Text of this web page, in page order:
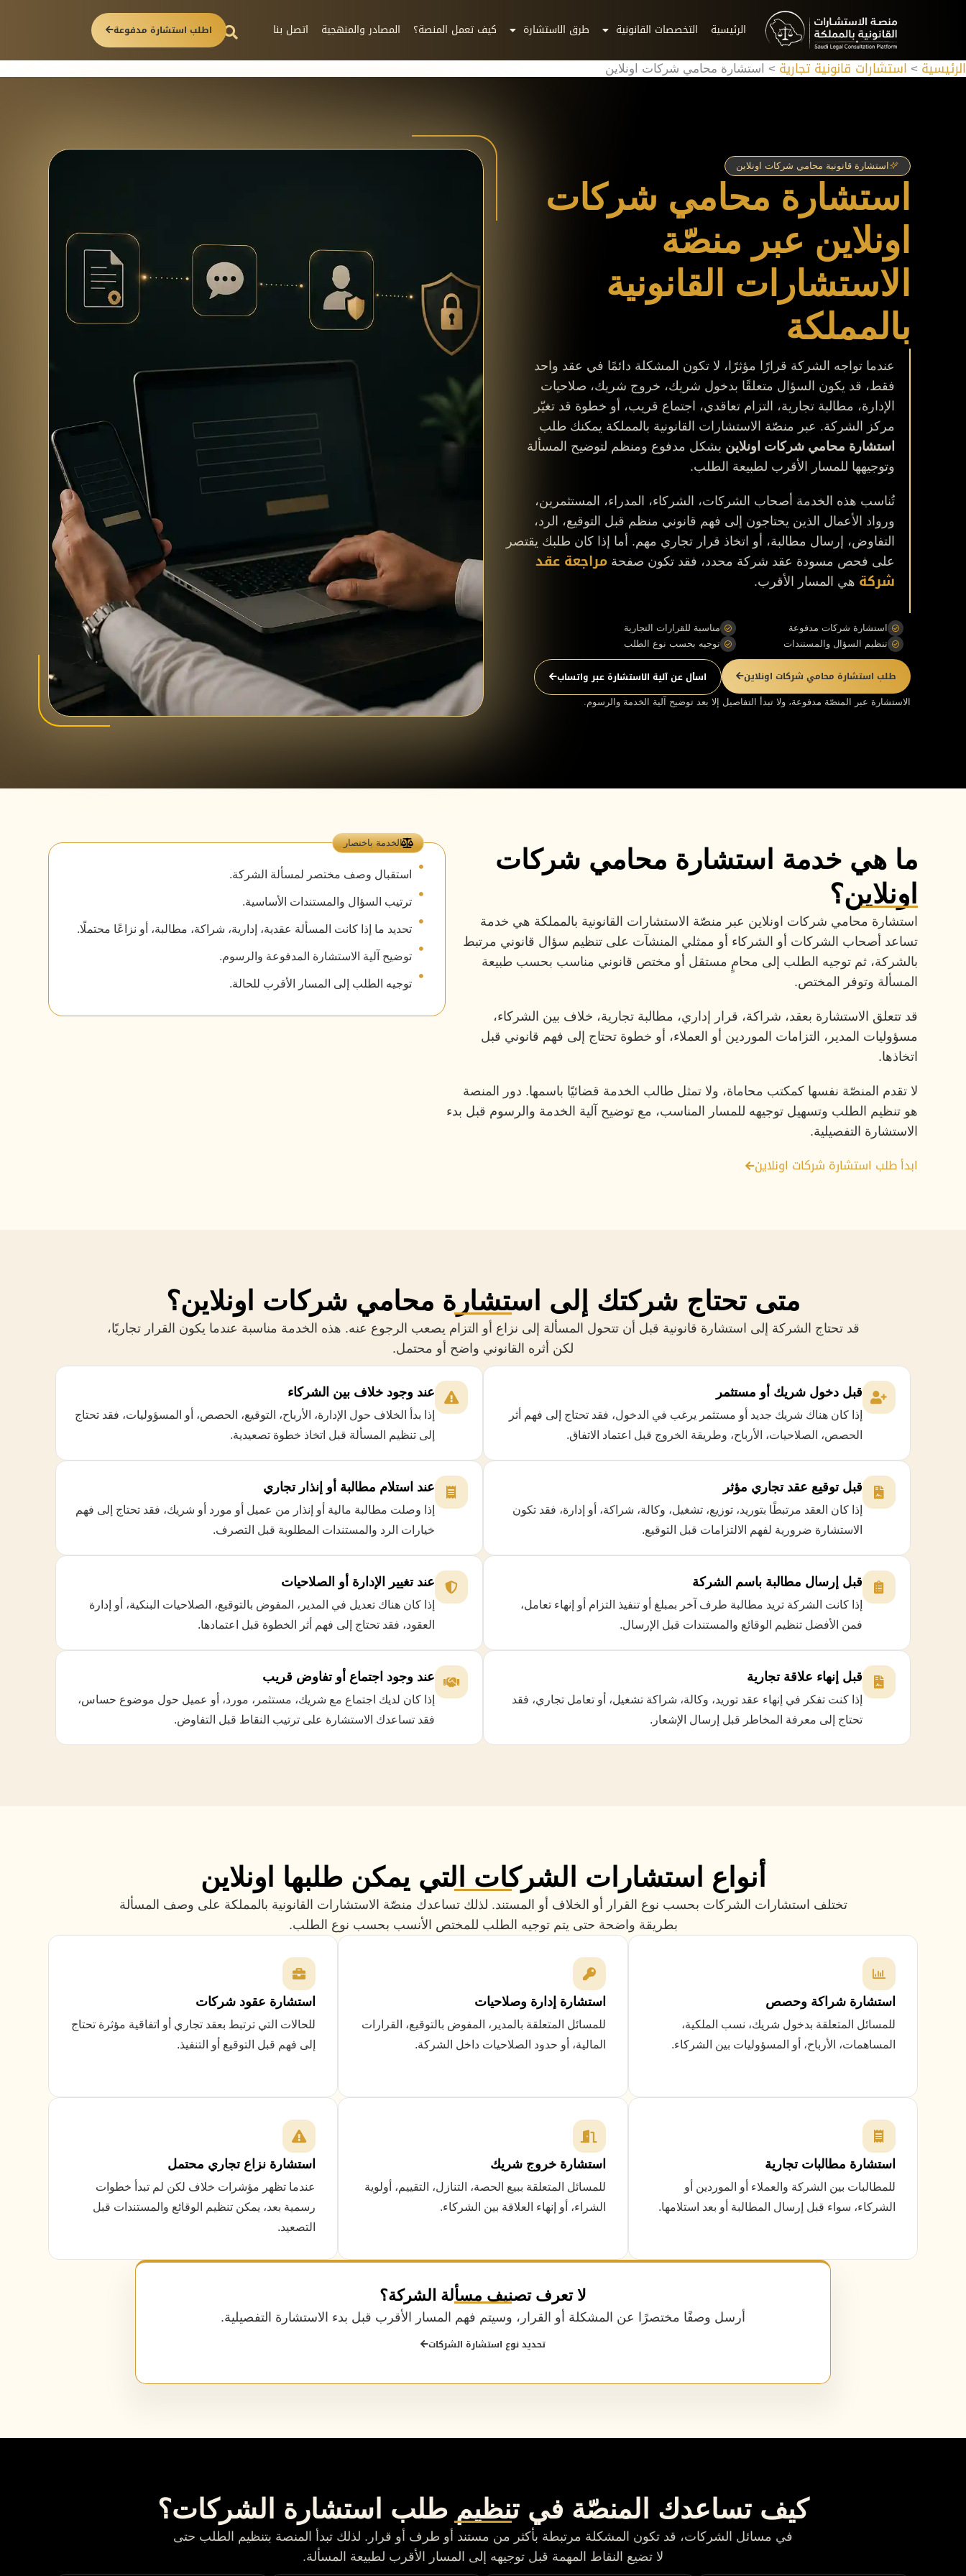
الرئيسية التخصصات القانونية طرق الاستشارة كيف تعمل المنصة؟ المصادر والمنهجية اتصل بنا اطلب استشارة مدفوعة
الرئيسية استشارات قانونية تجارية استشارة محامي شركات اونلاين
استشارة قانونية محامي شركات اونلاين
استشارة محامي شركات
اونلاين عبر منصّة
الاستشارات القانونية
بالمملكة
عندما تواجه الشركة قرارًا مؤثرًا، لا تكون المشكلة دائمًا في عقد واحد
فقط، قد يكون السؤال متعلقًا بدخول شريك، خروج شريك، صلاحيات
الإدارة، مطالبة تجارية، التزام تعاقدي، اجتماع قريب، أو خطوة قد تغيّر
مركز الشركة. عبر منصّة الاستشارات القانونية بالمملكة يمكنك طلب
استشارة محامي شركات اونلاين بشكل مدفوع ومنظم لتوضيح المسألة
وتوجيهها للمسار الأقرب لطبيعة الطلب.
تُناسب هذه الخدمة أصحاب الشركات، الشركاء، المدراء، المستثمرين،
ورواد الأعمال الذين يحتاجون إلى فهم قانوني منظم قبل التوقيع، الرد،
التفاوض، إرسال مطالبة، أو اتخاذ قرار تجاري مهم. أما إذا كان طلبك يقتصر
على فحص مسودة عقد شركة محدد، فقد تكون صفحةمراجعة عقد
شركة هي المسار الأقرب.
استشارة شركات مدفوعة
مناسبة للقرارات التجارية
تنظيم السؤال والمستندات
توجيه بحسب نوع الطلب
طلب استشارة محامي شركات اونلاين اسأل عن آلية الاستشارة عبر واتساب
الاستشارة عبر المنصّة مدفوعة، ولا تبدأ التفاصيل إلا بعد توضيح آلية الخدمة والرسوم.
ما هي خدمة استشارة محامي شركات
اونلاين؟
استشارة محامي شركات اونلاين عبر منصّة الاستشارات القانونية بالمملكة هي خدمة
تساعد أصحاب الشركات أو الشركاء أو ممثلي المنشآت على تنظيم سؤال قانوني مرتبط
بالشركة، ثم توجيه الطلب إلى محامٍ مستقل أو مختص قانوني مناسب بحسب طبيعة
المسألة وتوفر المختص.
قد تتعلق الاستشارة بعقد، شراكة، قرار إداري، مطالبة تجارية، خلاف بين الشركاء،
مسؤوليات المدير، التزامات الموردين أو العملاء، أو خطوة تحتاج إلى فهم قانوني قبل
اتخاذها.
لا تقدم المنصّة نفسها كمكتب محاماة، ولا تمثل طالب الخدمة قضائيًا باسمها. دور المنصة
هو تنظيم الطلب وتسهيل توجيهه للمسار المناسب، مع توضيح آلية الخدمة والرسوم قبل بدء
الاستشارة التفصيلية.
ابدأ طلب استشارة شركات اونلاين
الخدمة باختصار
استقبال وصف مختصر لمسألة الشركة.
ترتيب السؤال والمستندات الأساسية.
تحديد ما إذا كانت المسألة عقدية، إدارية، شراكة، مطالبة، أو نزاعًا محتملًا.
توضيح آلية الاستشارة المدفوعة والرسوم.
توجيه الطلب إلى المسار الأقرب للحالة.
متى تحتاج شركتك إلى استشارة محامي شركات اونلاين؟
قد تحتاج الشركة إلى استشارة قانونية قبل أن تتحول المسألة إلى نزاع أو التزام يصعب الرجوع عنه. هذه الخدمة مناسبة عندما يكون القرار تجاريًا،
لكن أثره القانوني واضح أو محتمل.
قبل دخول شريك أو مستثمر
إذا كان هناك شريك جديد أو مستثمر يرغب في الدخول، فقد تحتاج إلى فهم أثر
الحصص، الصلاحيات، الأرباح، وطريقة الخروج قبل اعتماد الاتفاق.
عند وجود خلاف بين الشركاء
إذا بدأ الخلاف حول الإدارة، الأرباح، التوقيع، الحصص، أو المسؤوليات، فقد تحتاج
إلى تنظيم المسألة قبل اتخاذ خطوة تصعيدية.
قبل توقيع عقد تجاري مؤثر
إذا كان العقد مرتبطًا بتوريد، توزيع، تشغيل، وكالة، شراكة، أو إدارة، فقد تكون
الاستشارة ضرورية لفهم الالتزامات قبل التوقيع.
عند استلام مطالبة أو إنذار تجاري
إذا وصلت مطالبة مالية أو إنذار من عميل أو مورد أو شريك، فقد تحتاج إلى فهم
خيارات الرد والمستندات المطلوبة قبل التصرف.
قبل إرسال مطالبة باسم الشركة
إذا كانت الشركة تريد مطالبة طرف آخر بمبلغ أو تنفيذ التزام أو إنهاء تعامل،
فمن الأفضل تنظيم الوقائع والمستندات قبل الإرسال.
عند تغيير الإدارة أو الصلاحيات
إذا كان هناك تعديل في المدير، المفوض بالتوقيع، الصلاحيات البنكية، أو إدارة
العقود، فقد تحتاج إلى فهم أثر الخطوة قبل اعتمادها.
قبل إنهاء علاقة تجارية
إذا كنت تفكر في إنهاء عقد توريد، وكالة، شراكة تشغيل، أو تعامل تجاري، فقد
تحتاج إلى معرفة المخاطر قبل إرسال الإشعار.
عند وجود اجتماع أو تفاوض قريب
إذا كان لديك اجتماع مع شريك، مستثمر، مورد، أو عميل حول موضوع حساس،
فقد تساعدك الاستشارة على ترتيب النقاط قبل التفاوض.
أنواع استشارات الشركات التي يمكن طلبها اونلاين
تختلف استشارات الشركات بحسب نوع القرار أو الخلاف أو المستند. لذلك تساعدك منصّة الاستشارات القانونية بالمملكة على وصف المسألة
بطريقة واضحة حتى يتم توجيه الطلب للمختص الأنسب بحسب نوع الطلب.
استشارة شراكة وحصص
للمسائل المتعلقة بدخول شريك، نسب الملكية،
المساهمات، الأرباح، أو المسؤوليات بين الشركاء.
استشارة إدارة وصلاحيات
للمسائل المتعلقة بالمدير، المفوض بالتوقيع، القرارات
المالية، أو حدود الصلاحيات داخل الشركة.
استشارة عقود شركات
للحالات التي ترتبط بعقد تجاري أو اتفاقية مؤثرة تحتاج
إلى فهم قبل التوقيع أو التنفيذ.
استشارة مطالبات تجارية
للمطالبات بين الشركة والعملاء أو الموردين أو
الشركاء، سواء قبل إرسال المطالبة أو بعد استلامها.
استشارة خروج شريك
للمسائل المتعلقة ببيع الحصة، التنازل، التقييم، أولوية
الشراء، أو إنهاء العلاقة بين الشركاء.
استشارة نزاع تجاري محتمل
عندما تظهر مؤشرات خلاف لكن لم تبدأ خطوات
رسمية بعد، يمكن تنظيم الوقائع والمستندات قبل
التصعيد.
لا تعرف تصنيف مسألة الشركة؟
أرسل وصفًا مختصرًا عن المشكلة أو القرار، وسيتم فهم المسار الأقرب قبل بدء الاستشارة التفصيلية.
تحديد نوع استشارة الشركات
كيف تساعدك المنصّة في تنظيم طلب استشارة الشركات؟
في مسائل الشركات، قد تكون المشكلة مرتبطة بأكثر من مستند أو طرف أو قرار. لذلك تبدأ المنصة بتنظيم الطلب حتى
لا تضيع النقاط المهمة قبل توجيهه إلى المسار الأقرب لطبيعة المسألة.